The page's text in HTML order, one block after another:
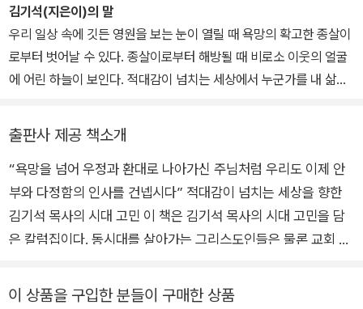
사에 머물지 않고 삶의 현실에 단단하게 발을 딛고 서 있다. 그래서 그
의 글과 설교에는 ‘한 시대의 온도계’라 할 수 있는 가난한 사람들, 소
외된 사람들, 아픈 사람들에 대한 따듯한 시선과 하나님이 창조하신
피조세계의 표면이 아닌 이면, 그 너머를 꿰뚫어 보는 통찰과 영적 감
024년까지 27년간 청파교회를 담임했다. CBS ‘성서학당’, ‘잘잘
법’(잘 믿고 잘 사는 법)을 비롯한 방송 및 온라인 설교를 통해 국내외
그리스도인에게 많은 위로와 희망을 주고 있다. 2024년 4월 목회 은
퇴 이후 “세상의 기적을 향유하는 사람”이 되기를 꿈꾸며 새로운 길
을 준비중이다. 저서로는 『고백의 언어들』(복 있는 사람), 『말씀 등불
에 대한 태도』(비아토르), 『김기석 목사의 청년편지』(성서유니온),
김기석(지은이)의 말
우리 일상 속에 깃든 영원을 보는 눈이 열릴 때 욕망의 확고한 종살이
로부터 벗어날 수 있다. 종살이로부터 해방될 때 비로소 이웃의 얼굴
에 어린 하늘이 보인다. 적대감이 넘치는 세상에서 누군가를 내 삶의
넘치는 세상을 환대의 세상으로 바꾸는 것, 탐욕에 이끌리던 삶을 나
눔과 절제의 삶으로 전환하는 것, 고립의 세상에서 연대를 추구하는
것이야말로 이 시대를 고민하는 모든 주체들에게 주어진 소명이다.
(…) 시대를 고심하며 쓴 짧은 글들을 모았다. 어둠에 시달리는 이들
에게 아주 작은 빛이라도 보여주고 싶었다. 모든 것이 등장했다가 재
빨리 사라지는 세상에서 그래도 지속적인 가치들을 찾아보려 애썼다.
출판사 제공 책소개
“욕망을 넘어 우정과 환대로 나아가신 주님처럼 우리도 이제 안
부와 다정함의 인사를 건넵시다” 적대감이 넘치는 세상을 향한
김기석 목사의 시대 고민 이 책은 김기석 목사의 시대 고민을 담
은 칼럼집이다. 동시대를 살아가는 그리스도인들은 물론 교회 문
체들에게 주어진 소명”으로 환대를 이야기한다. 저자는 “적대감
이 상품을 구입한 분들이 구매한 상품